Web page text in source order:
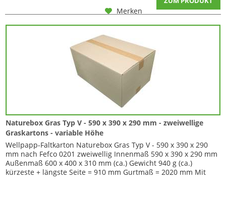
Merken
Naturebox Gras Typ V - 590 x 390 x 290 mm - zweiwellige
Graskartons - variable Höhe
Wellpapp-Faltkarton Naturebox Gras Typ V - 590 x 390 x 290
mm nach Fefco 0201 zweiwellig Innenmaß 590 x 390 x 290 mm
Außenmaß 600 x 400 x 310 mm (ca.) Gewicht 940 g (ca.)
kürzeste + längste Seite = 910 mm Gurtmaß = 2020 mm Mit